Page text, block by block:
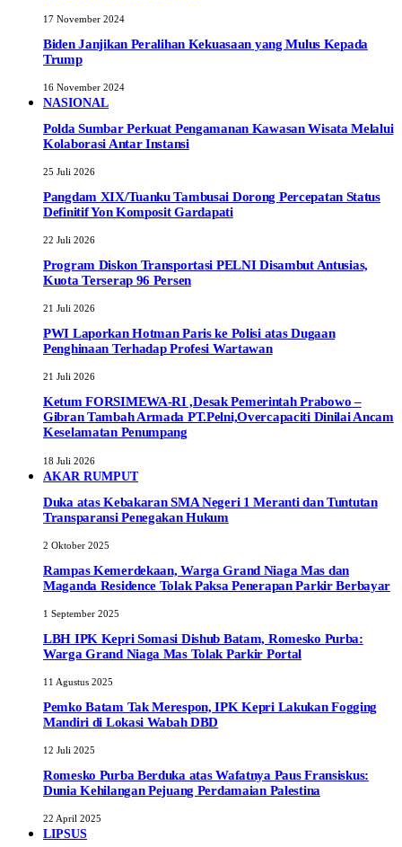
17 November 2024
Biden Janjikan Peralihan Kekuasaan yang Mulus Kepada
Trump
16 November 2024
NASIONAL
Polda Sumbar Perkuat Pengamanan Kawasan Wisata Melalui
Kolaborasi Antar Instansi
25 Juli 2026
Pangdam XIX/Tuanku Tambusai Dorong Percepatan Status
Definitif Yon Komposit Gardapati
22 Juli 2026
Program Diskon Transportasi PELNI Disambut Antusias,
Kuota Terserap 96 Persen
21 Juli 2026
PWI Laporkan Hotman Paris ke Polisi atas Dugaan
Penghinaan Terhadap Profesi Wartawan
21 Juli 2026
Ketum FORSIMEWA-RI ,Desak Pemerintah Prabowo –
Gibran Tambah Armada PT.Pelni,Overcapaciti Dinilai Ancam
Keselamatan Penumpang
18 Juli 2026
AKAR RUMPUT
Duka atas Kebakaran SMA Negeri 1 Meranti dan Tuntutan
Transparansi Penegakan Hukum
2 Oktober 2025
Rampas Kemerdekaan, Warga Grand Niaga Mas dan
Maganda Residence Tolak Paksa Penerapan Parkir Berbayar
1 September 2025
LBH IPK Kepri Somasi Dishub Batam, Romesko Purba:
Warga Grand Niaga Mas Tolak Parkir Portal
11 Agustus 2025
Pemko Batam Tak Merespon, IPK Kepri Lakukan Fogging
Mandiri di Lokasi Wabah DBD
12 Juli 2025
Romesko Purba Berduka atas Wafatnya Paus Fransiskus:
Dunia Kehilangan Pejuang Perdamaian Palestina
22 April 2025
LIPSUS